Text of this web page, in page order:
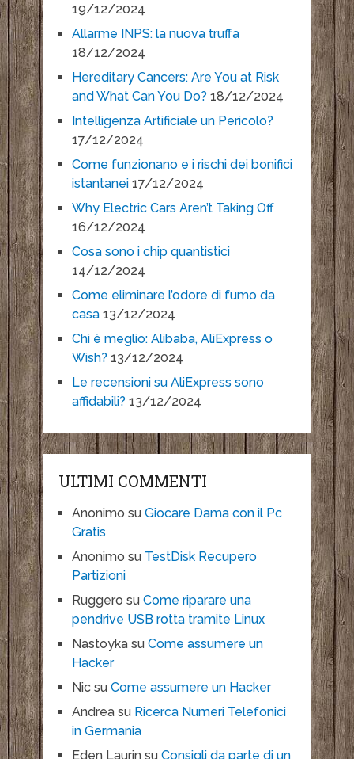
19/12/2024
Allarme INPS: la nuova truffa
18/12/2024
Hereditary Cancers: Are You at Risk
and What Can You Do? 18/12/2024
Intelligenza Artificiale un Pericolo?
17/12/2024
Come funzionano e i rischi dei bonifici
istantanei 17/12/2024
Why Electric Cars Aren’t Taking Off
16/12/2024
Cosa sono i chip quantistici
14/12/2024
Come eliminare l’odore di fumo da
casa 13/12/2024
Chi è meglio: Alibaba, AliExpress o
Wish? 13/12/2024
Le recensioni su AliExpress sono
affidabili? 13/12/2024
ULTIMI COMMENTI
Anonimo su Giocare Dama con il Pc
Gratis
Anonimo su TestDisk Recupero
Partizioni
Ruggero su Come riparare una
pendrive USB rotta tramite Linux
Nastoykasu Come assumere un
Hacker
Nicsu Come assumere un Hacker
Andreasu Ricerca Numeri Telefonici
in Germania
Eden Laurinsu Consigli da parte di un